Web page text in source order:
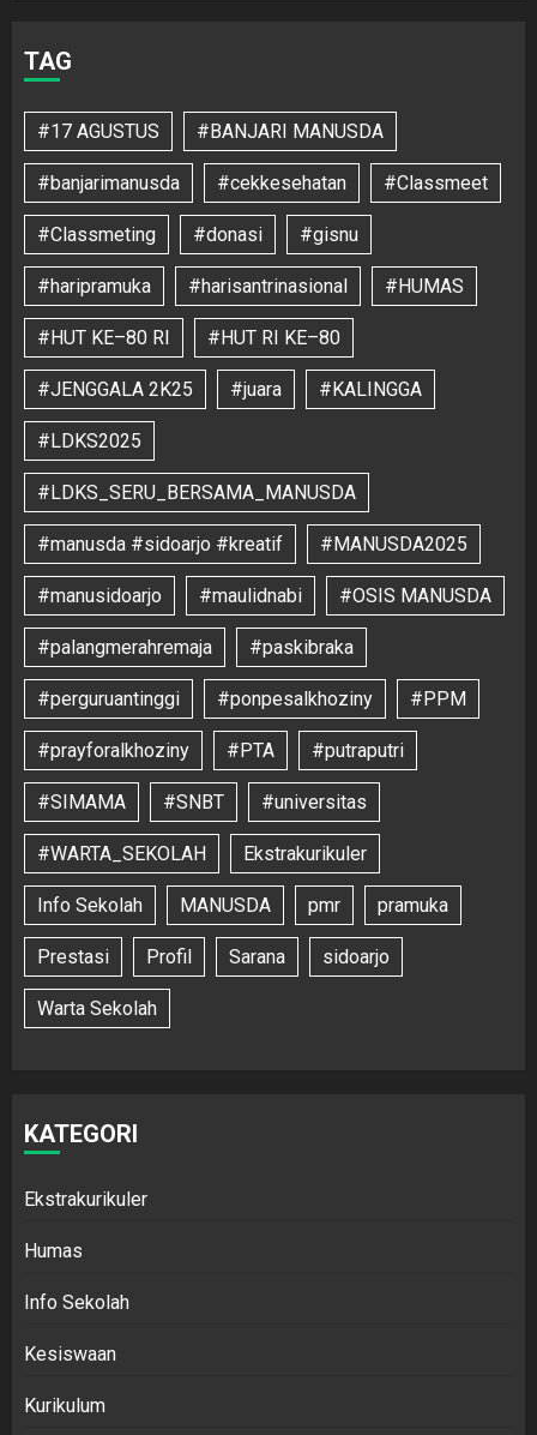
TAG
#17 AGUSTUS #BANJARI MANUSDA
#banjarimanusda #cekkesehatan #Classmeet
#Classmeting #donasi #gisnu
#haripramuka #harisantrinasional #HUMAS
#HUT KE–80 RI #HUT RI KE–80
#JENGGALA 2K25 #juara #KALINGGA
#LDKS2025
#LDKS_SERU_BERSAMA_MANUSDA
#manusda #sidoarjo #kreatif #MANUSDA2025
#manusidoarjo #maulidnabi #OSIS MANUSDA
#palangmerahremaja #paskibraka
#perguruantinggi #ponpesalkhoziny #PPM
#prayforalkhoziny #PTA #putraputri
#SIMAMA #SNBT #universitas
#WARTA_SEKOLAH Ekstrakurikuler
Info Sekolah MANUSDA pmr pramuka
Prestasi Profil Sarana sidoarjo
Warta Sekolah
KATEGORI
Ekstrakurikuler
Humas
Info Sekolah
Kesiswaan
Kurikulum